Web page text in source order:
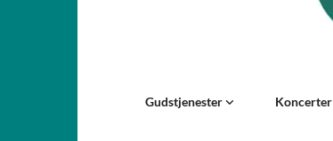
Gudstjenester Koncerter